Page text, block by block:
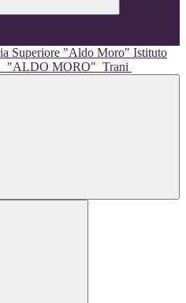
Istituto
"ALDO MORO" Trani